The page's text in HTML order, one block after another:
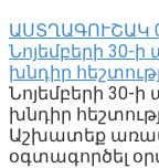
ԱՍՏՂԱԳՈՒՇԱԿ
Նոյեմբերի 30-
խնդիր
Նոյեմբերի 30-
խնդիր
Աշխատեք
օգտագործել